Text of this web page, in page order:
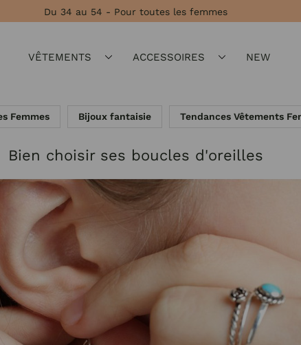
Du 34 au 54 - Pour toutes les femmes
VÊTEMENTS ACCESSOIRES NEW
Femmes Bijoux fantaisie Tendances Vêtements
Bien choisir ses boucles d'oreilles